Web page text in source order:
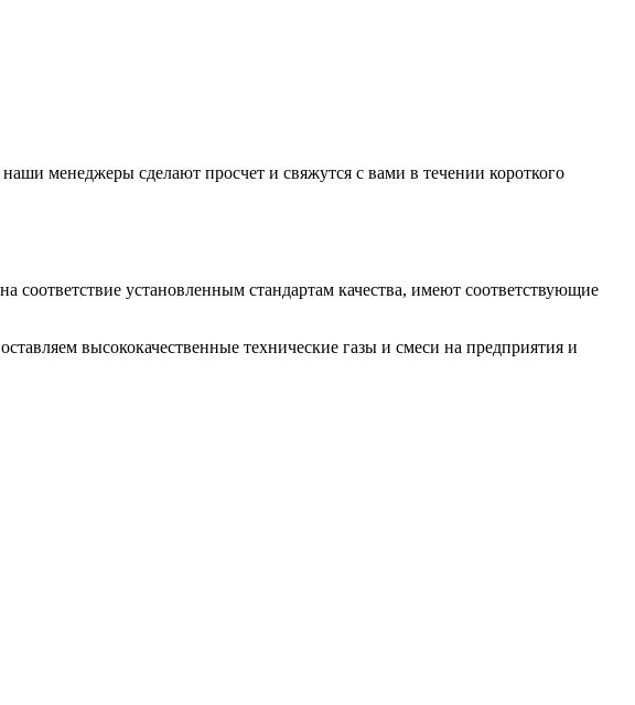
менеджеры сделают просчет и свяжутся с вами в течении короткого
установленным стандартам качества, имеют соответствующие
высококачественные технические газы и смеси на предприятия и